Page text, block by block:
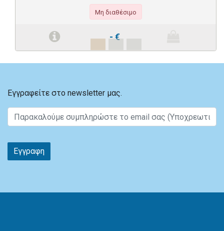
Μη διαθέσιμο
- €
Εγγραφείτε στο newsletter μας.
Εγγραφη